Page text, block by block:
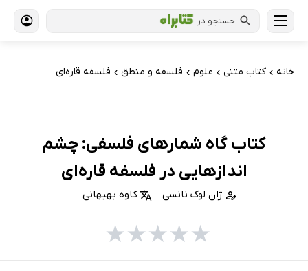
جستجو در
خانه › کتاب‌ متنی › علوم › فلسفه و منطق › فلسفه قاره‌ای
کتاب گاه شمارهای فلسفی: چشم
اندازهایی در فلسفه قاره‌ای
ژان لوک نانسی کاوه بهبهانی
★
★
★
★
★